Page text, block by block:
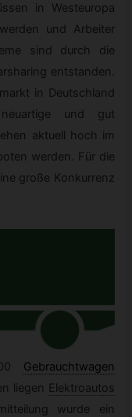
in Westeuropa
und Arbeiter
sind durch die
entstanden.
in Deutschland
und gut
aktuell hoch im
werden. Für die
große Konkurrenz
Gebrauchtwagen
liegen Elektroautos
wurde ein